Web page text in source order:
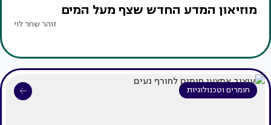
מוזיאון המדע החדש שצף מעל המים
זוהר שחר לוי
חומרים וטכנולוגיות